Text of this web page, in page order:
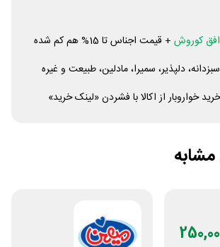
کوروش + قیمت اجناس تا 15% هم کم شده
دلپذیر، سمیرا، مادلین، طبیعت و غیره
خواروبار از اکالا با فشردن «لینک خرید»